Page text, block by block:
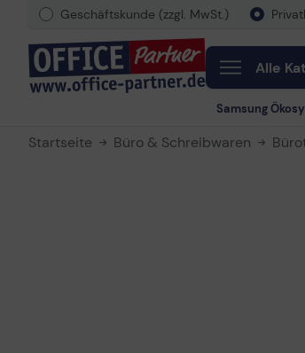
Geschäftskunde (zzgl. MwSt.)
Alle
Samsung
Startseite Büro & Schreibwaren